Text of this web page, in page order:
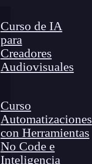
Curso de IA
para
Creadores
Audiovisuales
Curso
Automatizaciones
con Herramientas
No Code e
Inteligencia